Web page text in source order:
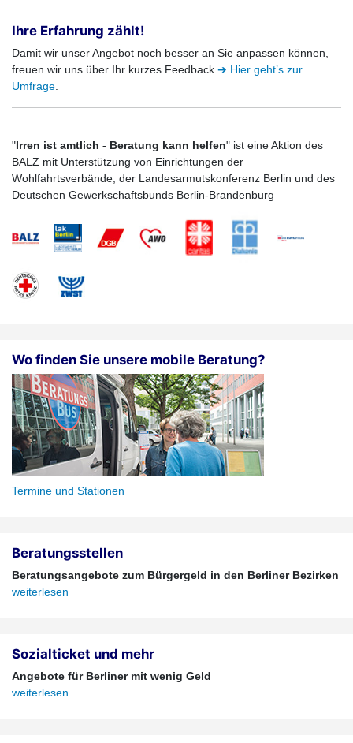
Ihre Erfahrung zählt!
Damit wir unser Angebot noch besser an Sie anpassen können,
freuen wir uns über Ihr kurzes Feedback. ➔ Hier geht’s zur
Umfrage
"Irren ist amtlich - Beratung kann helfen" ist eine Aktion des
BALZ mit Unterstützung von Einrichtungen der
Wohlfahrtsverbände, der Landesarmutskonferenz Berlin und des
Deutschen Gewerkschaftsbunds Berlin-Brandenburg
Wo finden Sie unsere mobile Beratung?
Termine und Stationen
Beratungsstellen
Beratungsangebote zum Bürgergeld in den Berliner Bezirken
weiterlesen
Sozialticket und mehr
Angebote für Berliner mit wenig Geld
weiterlesen